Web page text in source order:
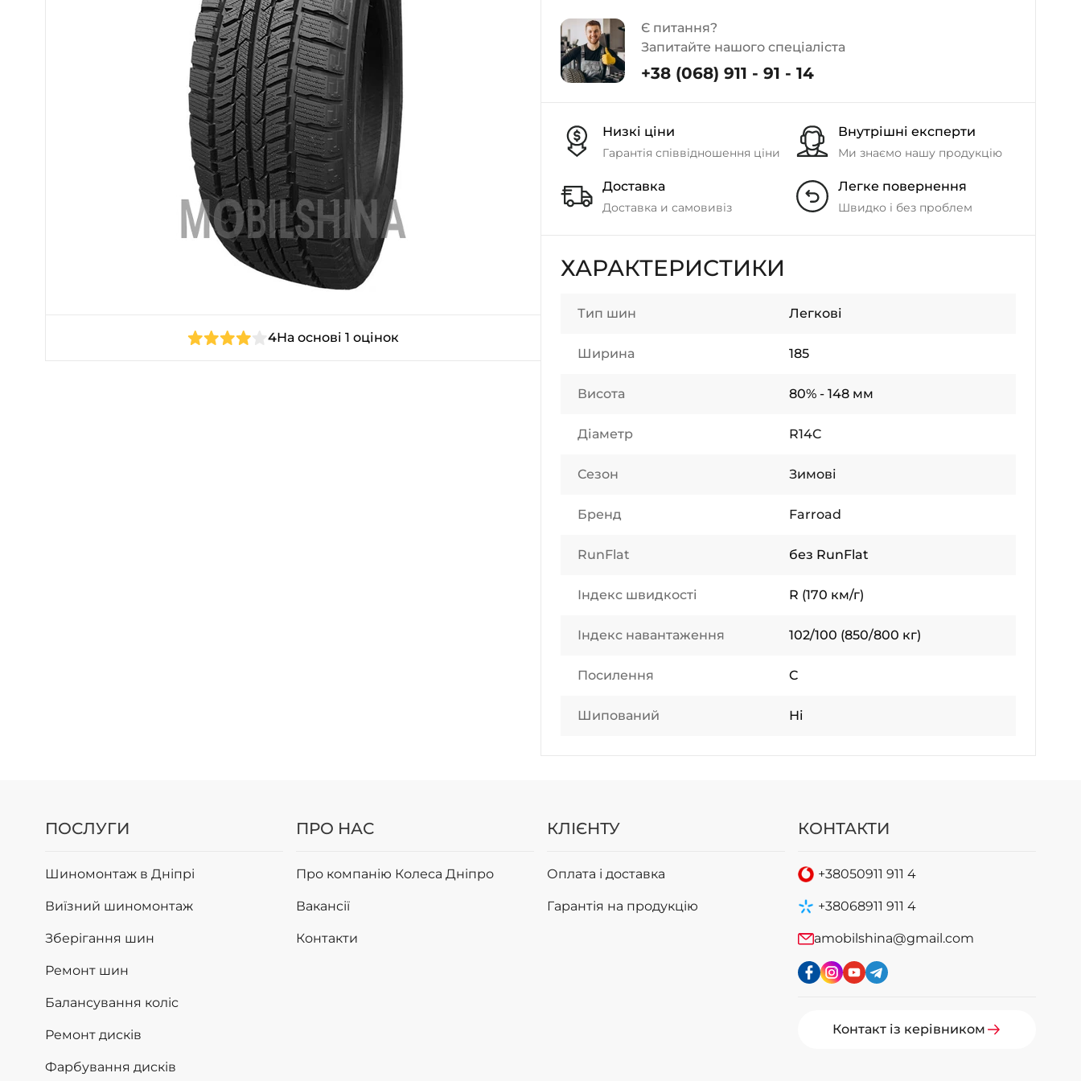
+38 (099)-643-33-77
- Тополь
- Калинова
4На основі 1 оцінок
Є питання?
Запитайте нашого спеціаліста
+38 (068) 911 - 91 - 14
Низкі ціни
Гарантія співвідношення ціни
Внутрішні експерти
Ми знаємо нашу продукцію
Доставка
Доставка и самовивіз
Легке повернення
Швидко і без проблем
ХАРАКТЕРИСТИКИ
Тип шин Легкові
Ширина 185
Висота 80% - 148 мм
Діаметр R14C
Сезон Зимові
Бренд Farroad
RunFlat без RunFlat
Індекс швидкості R (170 км/г)
Індекс навантаження 102/100 (850/800 кг)
Посилення C
Шипований Ні
ПОСЛУГИ
Шиномонтаж в Дніпрі
Виїзний шиномонтаж
Зберігання шин
Ремонт шин
Балансування коліс
Ремонт дисків
Фарбування дисків
ПРО НАС
Про компанію Колеса Дніпро
Вакансії
Контакти
КЛІЄНТУ
Оплата і доставка
Гарантія на продукцію
КОНТАКТИ
+38050911 911 4
+38068911 911 4
amobilshina@gmail.com
Контакт із керівником